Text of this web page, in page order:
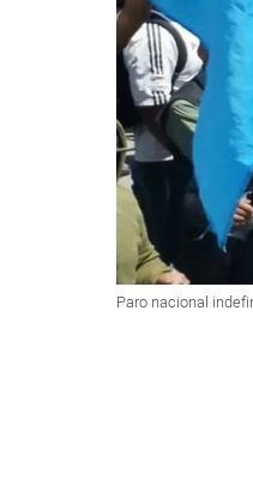
Paro nacional